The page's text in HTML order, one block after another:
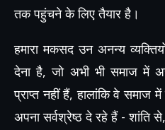
तक पहुंचने के लिए तैयार है।
हमारा मकसद उन अनन्य
देना है, जो अभी भी समाज में
प्राप्त नहीं हैं, हालांकि वे
अपना सर्वश्रेष्ठ दे रहे हैं - शांति